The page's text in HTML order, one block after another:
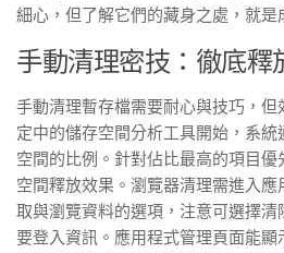
細心，但了解它們的藏身之處，就是
手動清理密技：徹底釋
手動清理暫存檔需要耐心與技巧，
定中的儲存空間分析工具開始，系統
空間的比例。針對佔比最高的項目
空間釋放效果。瀏覽器清理需進入
取與瀏覽資料的選項，注意可選擇
要登入資訊。應用程式管理頁面能顯